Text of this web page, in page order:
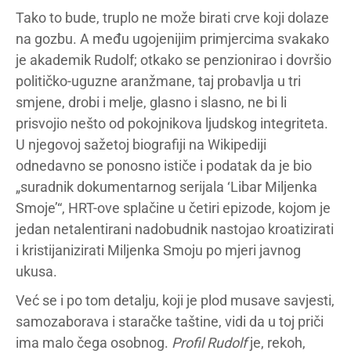
Tako to bude, truplo ne može birati crve koji dolaze
na gozbu. A među ugojenijim primjercima svakako
je akademik Rudolf; otkako se penzionirao i dovršio
političko-uguzne aranžmane, taj probavlja u tri
smjene, drobi i melje, glasno i slasno, ne bi li
prisvojio nešto od pokojnikova ljudskog integriteta.
U njegovoj sažetoj biografiji na Wikipediji
odnedavno se ponosno ističe i podatak da je bio
„suradnik dokumentarnog serijala ‘Libar Miljenka
Smoje’“, HRT-ove splačine u četiri epizode, kojom je
jedan netalentirani nadobudnik nastojao kroatizirati
i kristijanizirati Miljenka Smoju po mjeri javnog
ukusa.
Već se i po tom detalju, koji je plod musave savjesti,
samozaborava i staračke taštine, vidi da u toj priči
ima malo čega osobnog. Profil Rudolfje, rekoh,